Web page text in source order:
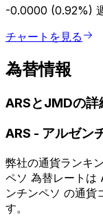
-0.0000 (0.92%)
チャートを見る
為替情報
ARSとJMDの詳
ARS - アルゼン
弊社の通貨ランキ
ペソ 為替レートは
ンチンペソ の通
す。